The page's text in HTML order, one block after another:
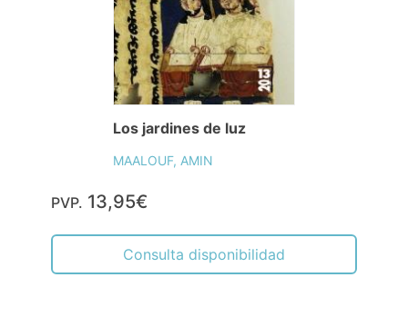
Los jardines de luz
MAALOUF, AMIN
PVP. 13,95€
Consulta disponibilidad